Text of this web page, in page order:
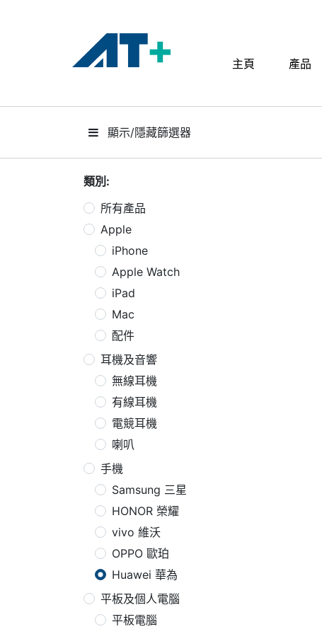
主頁 產品
產品
顯示/隱藏篩選器
類別:
所有產品
Apple
iPhone
Apple Watch
iPad
Mac
配件
耳機及音響
無線耳機
有線耳機
電競耳機
喇叭
手機
Samsung 三星
HONOR 榮耀
vivo 維沃
OPPO 歐珀
Huawei 華為
平板及個人電腦
平板電腦